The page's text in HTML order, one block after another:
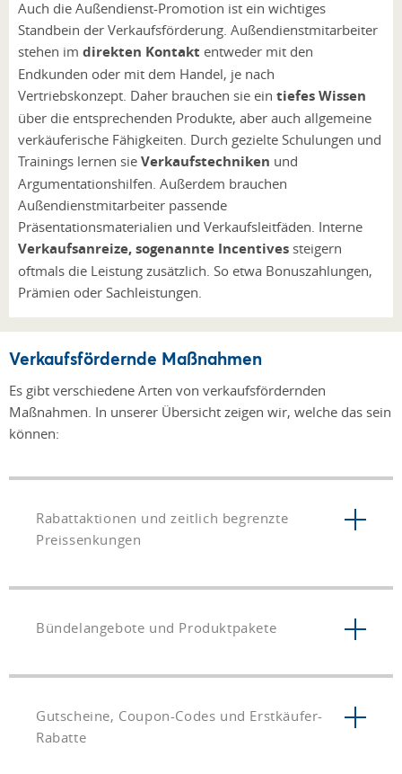
Auch die Außendienst-Promotion ist ein wichtiges
Standbein der Verkaufsförderung. Außendienstmitarbeiter
stehen im direkten Kontakt entweder mit den
Endkunden oder mit dem Handel, je nach
Vertriebskonzept. Daher brauchen sie ein tiefes Wissen
über die entsprechenden Produkte, aber auch allgemeine
verkäuferische Fähigkeiten. Durch gezielte Schulungen und
Trainings lernen sie Verkaufstechniken und
Argumentationshilfen. Außerdem brauchen
Außendienstmitarbeiter passende
Präsentationsmaterialien und Verkaufsleitfäden. Interne
Verkaufsanreize, sogenannte Incentives steigern
oftmals die Leistung zusätzlich. So etwa Bonuszahlungen,
Prämien oder Sachleistungen.
Verkaufsfördernde Maßnahmen
Es gibt verschiedene Arten von verkaufsfördernden
Maßnahmen. In unserer Übersicht zeigen wir, welche das sein
können:
Rabattaktionen und zeitlich begrenzte
Preissenkungen
Bündelangebote und Produktpakete
Gutscheine, Coupon-Codes und Erstkäufer-
Rabatte